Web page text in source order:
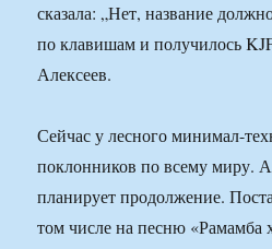
сказала: „Нет, название
по клавишам и получилось
Алексеев.
Сейчас у лесного минимал-
поклонников по всему миру.
планирует продолжение.
том числе на песню «Рамамба